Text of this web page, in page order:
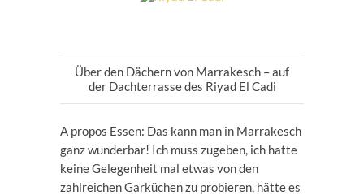
Über den Dächern von Marrakesch – auf
der Dachterrasse des Riyad El Cadi
A propos Essen: Das kann man in Marrakesch
ganz wunderbar! Ich muss zugeben, ich hatte
keine Gelegenheit mal etwas von den
zahlreichen Garküchen zu probieren, hätte es